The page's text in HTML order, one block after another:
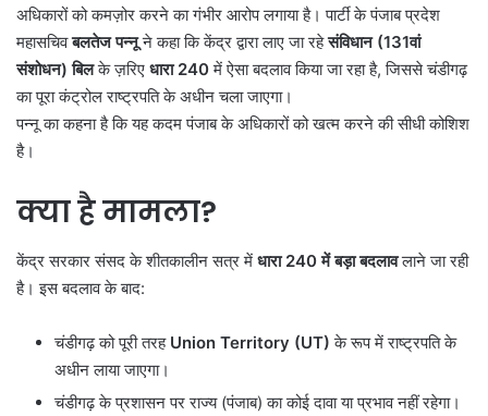
अधिकारों को कमज़ोर करने का गंभीर आरोप लगाया है। पार्टी के पंजाब प्रदेश
महासचिवबलतेज पन्नूने कहा कि केंद्र द्वारा लाए जा रहेसंविधान (131वां
संशोधन) बिलके ज़रिए धारा 240में ऐसा बदलाव किया जा रहा है, जिससे चंडीगढ़
का पूरा कंट्रोल राष्ट्रपति के अधीन चला जाएगा।
पन्नू का कहना है कि यह कदम पंजाब के अधिकारों को खत्म करने की सीधी कोशिश
है।
क्या है मामला?
केंद्र सरकार संसद के शीतकालीन सत्र में धारा 240में बड़ा बदलावलाने जा रही
है। इस बदलाव के बाद:
चंडीगढ़ को पूरी तरह Union Territory (UT) के रूप में राष्ट्रपति के
अधीन लाया जाएगा।
चंडीगढ़ के प्रशासन पर राज्य (पंजाब) का कोई दावा या प्रभाव नहीं रहेगा।